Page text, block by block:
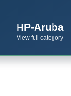
HP-Aruba
View full category